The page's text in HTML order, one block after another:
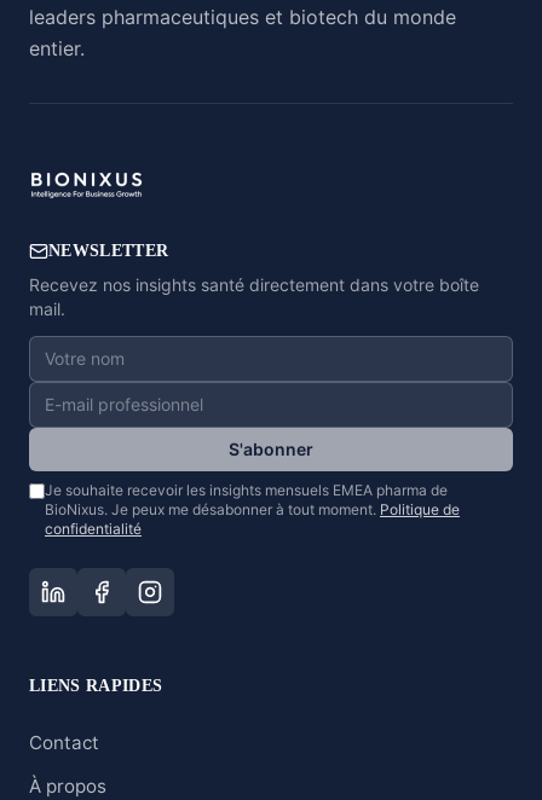
leaders pharmaceutiques et biotech du monde
entier.
NEWSLETTER
Recevez nos insights santé directement dans votre boîte
mail.
S'abonner
Je souhaite recevoir les insights mensuels EMEA pharma de
BioNixus. Je peux me désabonner à tout moment. Politique de
confidentialité
LIENS RAPIDES
Contact
À propos